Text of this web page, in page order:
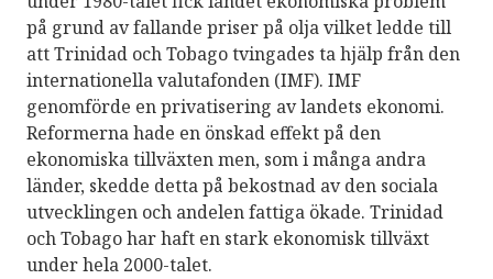
på grund av fallande priser på olja vilket ledde till
att Trinidad och Tobago tvingades ta hjälp från den
internationella valutafonden (IMF). IMF
genomförde en privatisering av landets ekonomi.
Reformerna hade en önskad effekt på den
ekonomiska tillväxten men, som i många andra
länder, skedde detta på bekostnad av den sociala
utvecklingen och andelen fattiga ökade. Trinidad
och Tobago har haft en stark ekonomisk tillväxt
under hela 2000-talet.